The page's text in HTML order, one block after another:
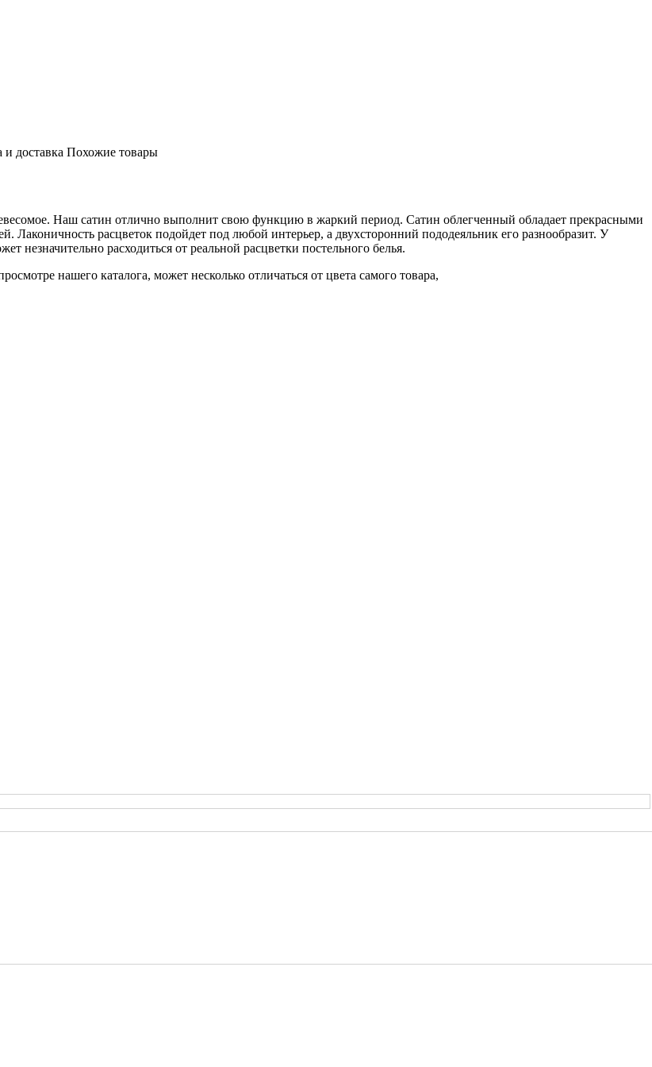
и доставка Похожие товары
Наш сатин отлично выполнит свою функцию в жаркий период. Сатин облегченный обладает прекрасными
расцветок подойдет под любой интерьер, а двухсторонний пододеяльник его разнообразит. У
незначительно расходиться от реальной расцветки постельного белья.
нашего каталога, может несколько отличаться от цвета самого товара,